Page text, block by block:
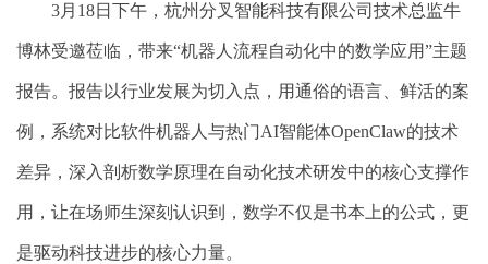
3月 18日下午，杭州分叉智能科技有限公司技术总监牛
博林受邀莅临，带来“机器人流程自动化中的数学应用”主题
报告。报告以行业发展为切入点，用通俗的语言、鲜活的案
例，系统对比软件机器人与热门AI智能体OpenClaw的技术
差异，深入剖析数学原理在自动化技术研发中的核心支撑作
用，让在场师生深刻认识到，数学不仅是书本上的公式，更
是驱动科技进步的核心力量。